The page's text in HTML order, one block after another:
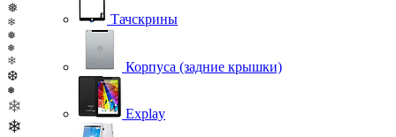
❅
❄
❅
❅
❄
❆
❅
❄
❄
Тачскрины
Корпуса (задние крышки)
Explay